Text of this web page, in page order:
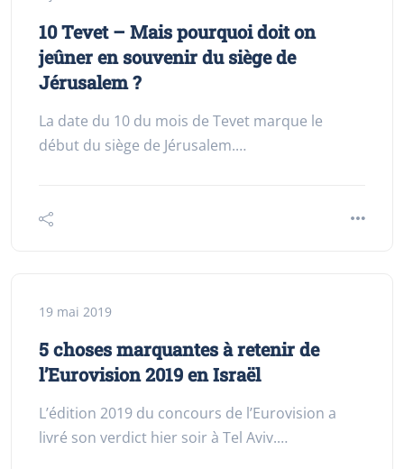
10 Tevet – Mais pourquoi doit on
jeûner en souvenir du siège de
Jérusalem ?
La date du 10 du mois de Tevet marque le
début du siège de Jérusalem.…
19 mai 2019
5 choses marquantes à retenir de
l’Eurovision 2019 en Israël
L’édition 2019 du concours de l’Eurovision a
livré son verdict hier soir à Tel Aviv.…